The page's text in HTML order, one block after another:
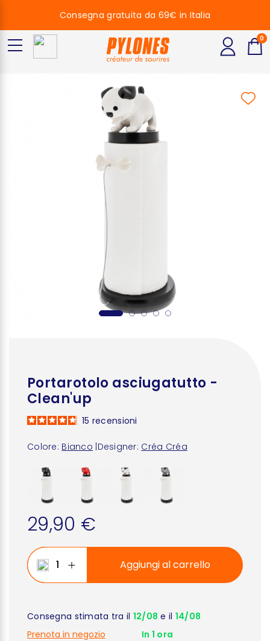
Portarotolo asciugatutto -
Clean'up
Colore: Bianco Designer: Créa Créa
15 recensioni
29,90 €
Aggiungi al carrello
Consegna stimata tra il 12/08 e il 14/08
Prenota in negozio
In 1 ora
Consegna gratuita da 69€ in Italia
0